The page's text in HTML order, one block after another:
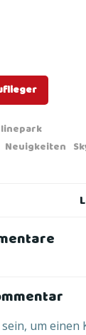
Neuigkeiten
sein, um einen